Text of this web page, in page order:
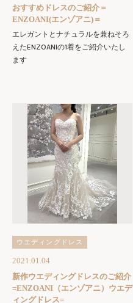
おすすめドレスのご紹介＝
ENZOANI(エンゾアニ)＝
エレガントとナチュラルを兼ねそろ
えたENZOANIの1着をご紹介いたし
ます
ウエディングドレス
2021.01.04
新作ウエディングドレスのご紹介
=ENZOANI（エンゾアニ）ウエデ
ィングドレス=